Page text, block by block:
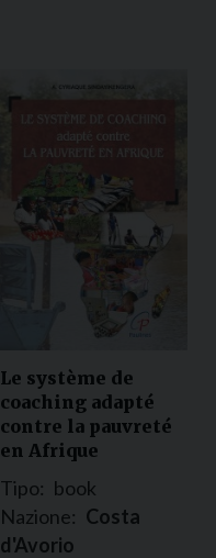
Le système de
coaching adapté
contre la pauvreté
en Afrique
Tipo: book
Nazione: Costa
d'Avorio